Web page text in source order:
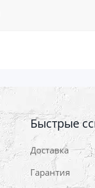
Быстрые
Доставка
Гарантия